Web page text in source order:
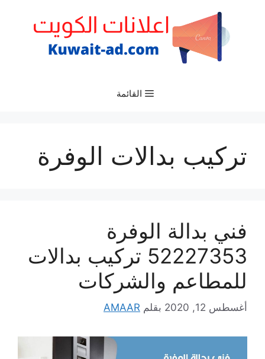
القائمة
تركيب بدالات الوفرة
فني بدالة الوفرة
52227353 تركيب بدالات
للمطاعم والشركات
أغسطس 12, 2020 بقلم AMAAR